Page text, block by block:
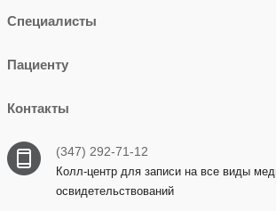
Специалисты
Пациенту
Контакты
(347) 292-71-12
Колл-центр для записи на все виды
освидетельствований